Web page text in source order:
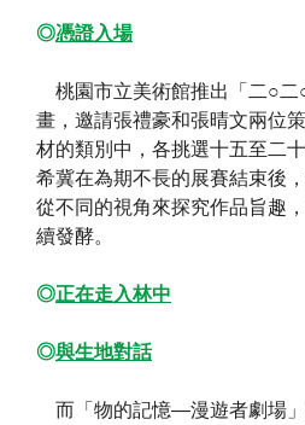
◎憑證入場
桃園市立美術館推出「二○二
畫，邀請張禮豪和張晴文兩位
材的類別中，各挑選十五至二
希冀在為期不長的展賽結束後
從不同的視角來探究作品旨趣
續發酵。
◎正在走入林中
◎與生地對話
而「物的記憶—漫遊者劇場